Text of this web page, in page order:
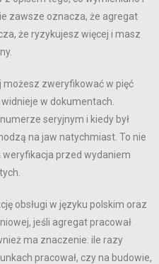
zawsze oznacza, że agregat
że ryzykujesz więcej i masz
zweryfikować w pięć
w dokumentach.
seryjnym i kiedy był
na jaw natychmiast. To nie
przed wydaniem
obsługi w języku polskim oraz
jeśli agregat pracował
ma znaczenie: ile razy
pracował, czy na budowie,